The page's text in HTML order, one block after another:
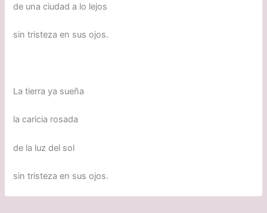
de una ciudad a lo lejos
sin tristeza en sus ojos.
La tierra ya sueña
la caricia rosada
de la luz del sol
sin tristeza en sus ojos.